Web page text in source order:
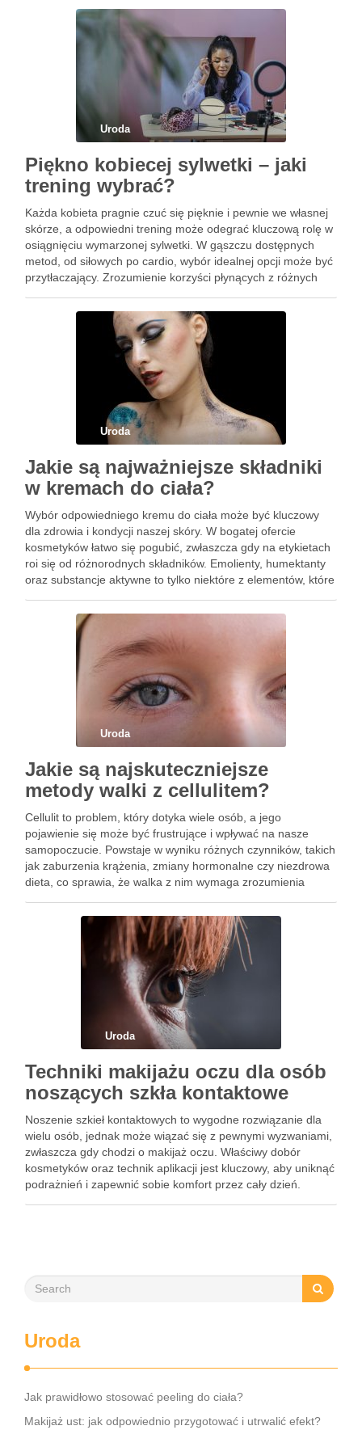
końcówki …
Uroda
Piękno kobiecej sylwetki – jaki
trening wybrać?
Każda kobieta pragnie czuć się pięknie i pewnie we własnej
skórze, a odpowiedni trening może odegrać kluczową rolę w
osiągnięciu wymarzonej sylwetki. W gąszczu dostępnych
metod, od siłowych po cardio, wybór idealnej opcji może być
przytłaczający. Zrozumienie korzyści płynących z różnych
potrzeb pomoże …
Uroda
Jakie są najważniejsze składniki
w kremach do ciała?
Wybór odpowiedniego kremu do ciała może być kluczowy
dla zdrowia i kondycji naszej skóry. W bogatej ofercie
kosmetyków łatwo się pogubić, zwłaszcza gdy na etykietach
roi się od różnorodnych składników. Emolienty, humektanty
oraz substancje aktywne to tylko niektóre z elementów, które
Jednak …
Uroda
Jakie są najskuteczniejsze
metody walki z cellulitem?
Cellulit to problem, który dotyka wiele osób, a jego
pojawienie się może być frustrujące i wpływać na nasze
samopoczucie. Powstaje w wyniku różnych czynników, takich
jak zaburzenia krążenia, zmiany hormonalne czy niezdrowa
dieta, co sprawia, że walka z nim wymaga zrozumienia
aby poprawić …
Uroda
Techniki makijażu oczu dla osób
noszących szkła kontaktowe
Noszenie szkieł kontaktowych to wygodne rozwiązanie dla
wielu osób, jednak może wiązać się z pewnymi wyzwaniami,
zwłaszcza gdy chodzi o makijaż oczu. Właściwy dobór
kosmetyków oraz technik aplikacji jest kluczowy, aby uniknąć
podrażnień i zapewnić sobie komfort przez cały dzień.
Uroda
Jak prawidłowo stosować peeling do ciała?
Makijaż ust: jak odpowiednio przygotować i utrwalić efekt?